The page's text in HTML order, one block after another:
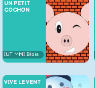
UN PETIT
COCHON
IUT MMI Blois
VIVE LE VENT